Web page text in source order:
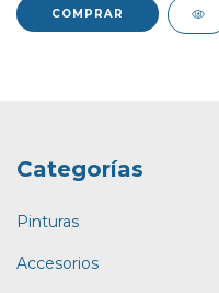
COMPRAR
Categorías
Pinturas
Accesorios